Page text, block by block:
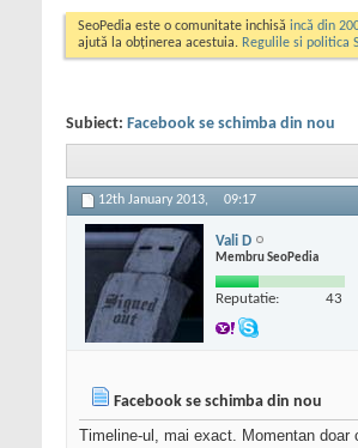
SeoPedia este o comunitate inchisă incă din
ajută la obținerea acestuia. Regulile si politica
Subiect: Facebook se schimba din nou
12th January 2013, 09:17
Vali D
Membru SeoPedia
Reputatie: 43
Facebook se schimba din nou
Timeline-ul, mai exact. Momentan